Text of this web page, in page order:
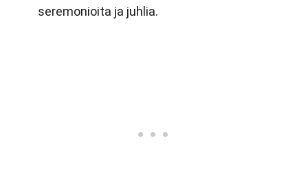
seremonioita ja juhlia.